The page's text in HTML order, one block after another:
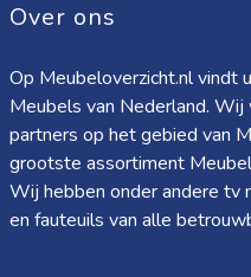
Over ons
Op Meubeloverzicht.nl vindt
Meubels van Nederland.
partners op het gebied van
grootste assortiment
Wij hebben onder andere tv
en fauteuils van alle